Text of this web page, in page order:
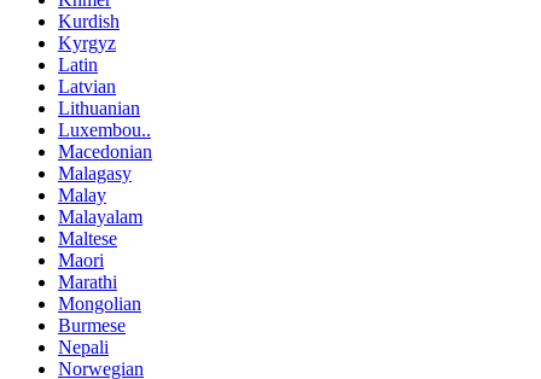
Kurdish
Kyrgyz
Latin
Latvian
Lithuanian
Luxembou..
Macedonian
Malagasy
Malay
Malayalam
Maltese
Maori
Marathi
Mongolian
Burmese
Nepali
Norwegian